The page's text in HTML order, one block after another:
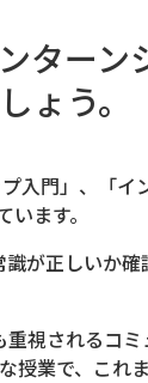
ター
ょう。
入門」、「
ます。
が正しいか
視されるコ
業で、これ